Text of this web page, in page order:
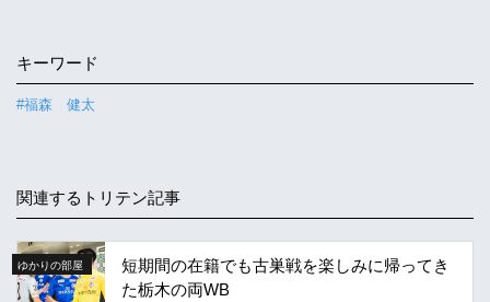
キーワード
#福森 健太
関連するトリテン記事
ゆかりの部屋
短期間の在籍でも古巣戦を楽しみに帰ってき
た栃木の両WB